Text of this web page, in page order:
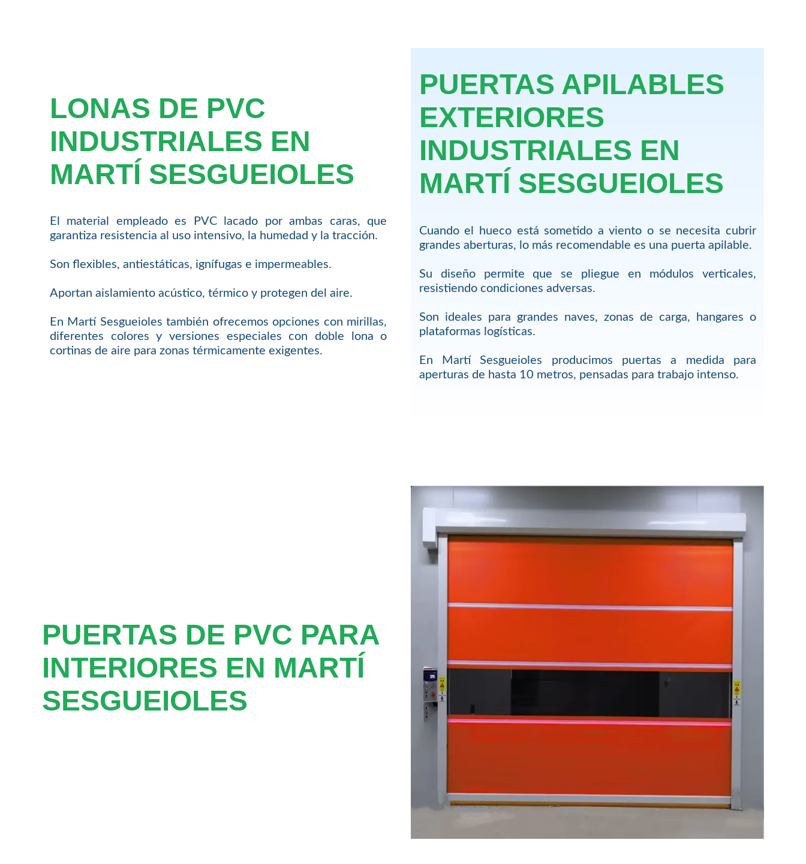
LONAS DE PVC
INDUSTRIALES EN
MARTÍ SESGUEIOLES
El material empleado es PVC lacado por ambas caras, que
garantiza resistencia al uso intensivo, la humedad y la tracción.
Son flexibles, antiestáticas, ignífugas e impermeables.
Aportan aislamiento acústico, térmico y protegen del aire.
En Martí Sesgueioles también ofrecemos opciones con mirillas,
diferentes colores y versiones especiales con doble lona o
cortinas de aire para zonas térmicamente exigentes.
PUERTAS APILABLES
EXTERIORES
INDUSTRIALES EN
MARTÍ SESGUEIOLES
Cuando el hueco está sometido a viento o se necesita cubrir
grandes aberturas, lo más recomendable es una puerta apilable.
Su diseño permite que se pliegue en módulos verticales,
resistiendo condiciones adversas.
Son ideales para grandes naves, zonas de carga, hangares o
plataformas logísticas.
En Martí Sesgueioles producimos puertas a medida para
aperturas de hasta 10 metros, pensadas para trabajo intenso.
PUERTAS DE PVC PARA
INTERIORES EN MARTÍ
SESGUEIOLES